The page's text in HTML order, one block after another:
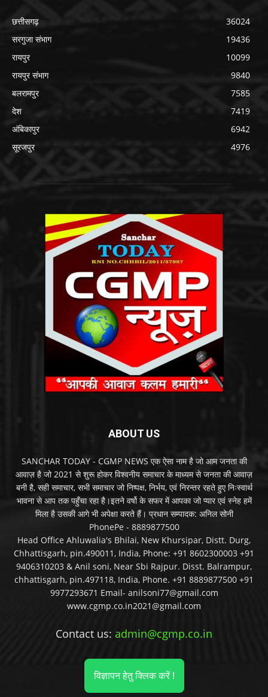
छत्तीसगढ़
36024
सरगुजा संभाग
19436
रायपुर
10099
रायपुर संभाग
9840
बलरामपुर
7585
देश
7419
अंबिकापुर
6942
सूरजपुर
4976
ABOUT US
SANCHAR TODAY - CGMP NEWS एक ऐसा नाम है जो आम जनता की
आवाज़ है जो 2021 से शुरू होकर विश्वनीय समाचार के माध्यम से जनता की आवाज़
बनी है, सही समाचार, सभी समाचार जो निष्पक्ष, निर्भय, एवं निरन्तर रहते हुए निःस्वार्थ
भावना से आप तक पहुँचा रहा है।इतने वर्षो के सफर में आपका जो प्यार एवं स्नेह हमें
मिला है उसकी आगे भी अपेक्षा करते हैं। प्रधान सम्पादक: अनिल सोनी
PhonePe - 8889877500
Head Office Ahluwalia's Bhilai, New Khursipar, Distt. Durg,
Chhattisgarh, pin.490011, India, Phone: +91 8602300003 +91
9406310203 & Anil soni, Near Sbi Rajpur. Disst. Balrampur,
chhattisgarh, pin.497118, India, Phone. +91 8889877500 +91
9977293671 Email- anilsoni77@gmail.com
www.cgmp.co.in2021@gmail.com
Contact us: admin@cgmp.co.in
विज्ञापन हेतु क्लिक करें !